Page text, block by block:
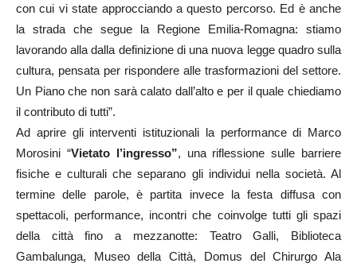
con cui vi state approcciando a questo percorso. Ed è anche
la strada che segue la Regione Emilia-Romagna: stiamo
lavorando alla dalla definizione di una nuova legge quadro sulla
cultura, pensata per rispondere alle trasformazioni del settore.
Un Piano che non sarà calato dall’alto e per il quale chiediamo
il contributo di tutti”.
Ad aprire gli interventi istituzionali la performance di Marco
Morosini “Vietato l’ingresso”, una riflessione sulle barriere
fisiche e culturali che separano gli individui nella società. Al
termine delle parole, è partita invece la festa diffusa con
spettacoli, performance, incontri che coinvolge tutti gli spazi
della città fino a mezzanotte:
Teatro Galli, Biblioteca
Gambalunga, Museo della Città, Domus del Chirurgo Ala